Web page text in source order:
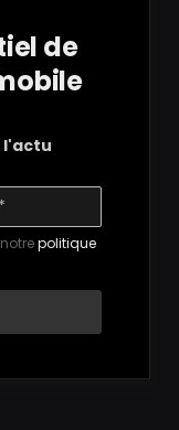
de
l'actu
politique